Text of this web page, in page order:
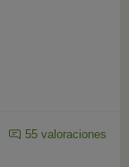
55 valoraciones